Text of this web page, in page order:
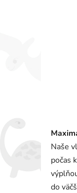
Naše
počas
do